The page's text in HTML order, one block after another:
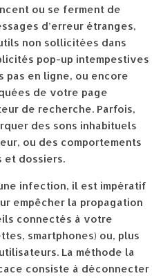
ou se ferment de
d’erreur étranges,
non sollicitées dans
pop-up intempestives
pas en ligne, ou encore
de votre page
de recherche. Parfois,
des sons inhabituels
ou des comportements
et dossiers.
infection, il est impératif
empêcher la propagation
connectés à votre
smartphones) ou, plus
La méthode la
consiste à déconnecter